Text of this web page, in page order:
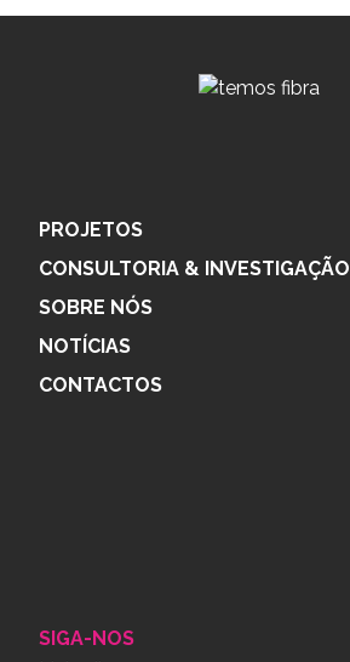
PROJETOS
CONSULTORIA & INVESTIGAÇÃO
SOBRE NÓS
NOTÍCIAS
CONTACTOS
SIGA-NOS